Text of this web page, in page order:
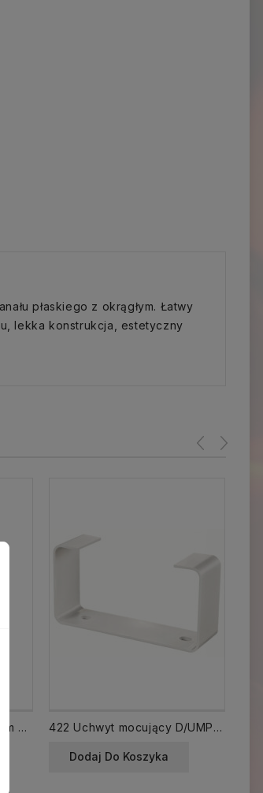
płaskiego z okrągłym. Łatwy
lekka konstrukcja, estetyczny
Kanał okrągły D/O fi 100 mm dł. 0,5 m rura 422 Uchwyt mocujący D/UMP 120x60
Dodaj Do Koszyka